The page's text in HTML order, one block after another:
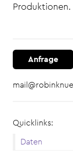
Produktionen.
Anfrage
Quicklinks:
Daten